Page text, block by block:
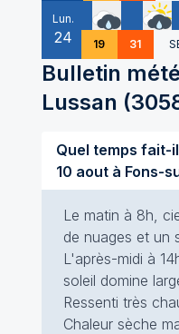
Lun.
24 19 31
Bulletin
Lussan (
Quel temps fait-
10 aout à Fons-
Le matin à 8h,
de nuages et un
L'après-midi à
soleil domine
Ressenti très
Chaleur sèche